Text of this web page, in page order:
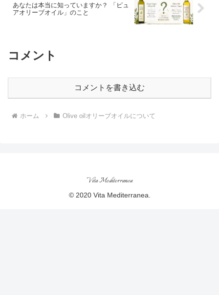
あなたは本当に知っていますか？ 「ピュ
アオリーブオイル」のこと
コメント
コメントを書き込む
ホーム Olive oilオリーブオイルについて
Vita Mediterranea
© 2020 Vita Mediterranea.